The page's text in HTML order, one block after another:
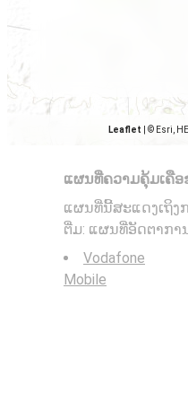
Leaflet © Esri,
ແຜນທີ່ຄວາມຄຸ້ມເຄື
ແຜນທີ່ນີ້ສະແດງເຖິງກ
ຕື່ມ: ແຜນທີ່ອັດຕາກາ
Vodafone
Mobile